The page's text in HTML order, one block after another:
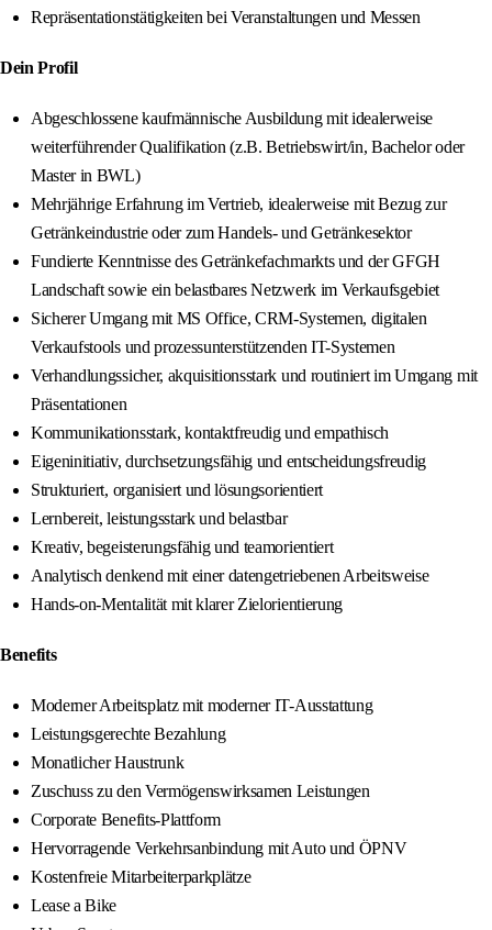
Repräsentationstätigkeiten bei Veranstaltungen und Messen
Dein Profil
Abgeschlossene kaufmännische Ausbildung mit idealerweise
weiterführender Qualifikation (z.B. Betriebswirt/in, Bachelor oder
Master in BWL)
Mehrjährige Erfahrung im Vertrieb, idealerweise mit Bezug zur
Getränkeindustrie oder zum Handels- und Getränkesektor
Fundierte Kenntnisse des Getränkefachmarkts und der GFGH
Landschaft sowie ein belastbares Netzwerk im Verkaufsgebiet
Sicherer Umgang mit MS Office, CRM-Systemen, digitalen
Verkaufstools und prozessunterstützenden IT-Systemen
Verhandlungssicher, akquisitionsstark und routiniert im Umgang mit
Präsentationen
Kommunikationsstark, kontaktfreudig und empathisch
Eigeninitiativ, durchsetzungsfähig und entscheidungsfreudig
Strukturiert, organisiert und lösungsorientiert
Lernbereit, leistungsstark und belastbar
Kreativ, begeisterungsfähig und teamorientiert
Analytisch denkend mit einer datengetriebenen Arbeitsweise
Hands-on-Mentalität mit klarer Zielorientierung
Benefits
Moderner Arbeitsplatz mit moderner IT-Ausstattung
Leistungsgerechte Bezahlung
Monatlicher Haustrunk
Zuschuss zu den Vermögenswirksamen Leistungen
Corporate Benefits-Plattform
Hervorragende Verkehrsanbindung mit Auto und ÖPNV
Kostenfreie Mitarbeiterparkplätze
Lease a Bike